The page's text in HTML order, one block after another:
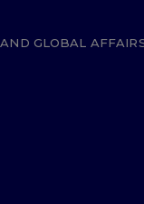
GLOBAL